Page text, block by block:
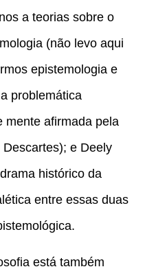
a teorias sobre o
(não levo aqui
epistemologia e
problemática
mente afirmada pela
e Deely
histórico da
entre essas duas
está também